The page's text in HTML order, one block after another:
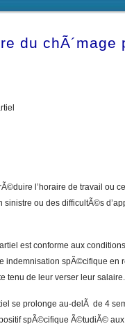
du chÃ´mage
l’horaire de travail ou
sinistre ou des difficultÃ©s
est conforme aux
indemnisation spÃ©cifique en
tenu de leur verser leur salaire.
se prolonge au-delÃ de 4
spÃ©cifique Ã©tudiÃ© aux